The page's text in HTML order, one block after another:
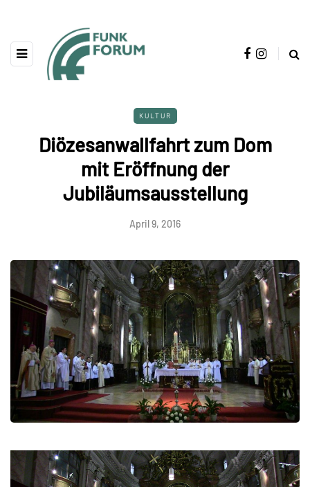
KULTUR
Diözesanwallfahrt zum Dom
mit Eröffnung der
Jubiläumsausstellung
April 9, 2016